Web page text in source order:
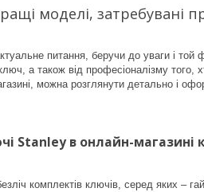
моделі, затребувані
питання, беручи до уваги і
а також від професіоналізму того,
можна розглянути детально і
Stanley в онлайн-магазині
комплектів ключів, серед яких –